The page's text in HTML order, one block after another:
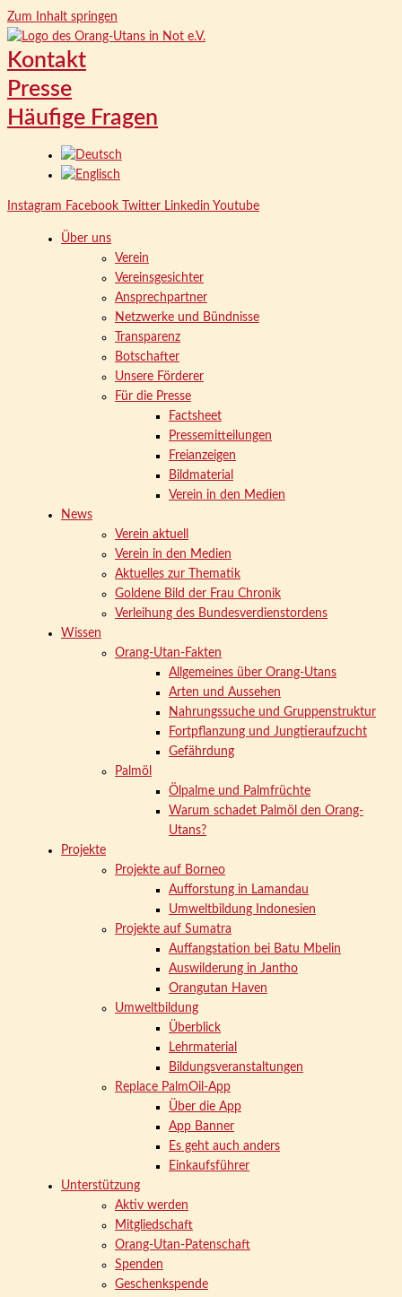
Zum Inhalt springen
Kontakt
Presse
Häufige Fragen
Instagram Facebook Twitter Linkedin Youtube
Über uns
Verein
Vereinsgesichter
Ansprechpartner
Netzwerke und Bündnisse
Transparenz
Botschafter
Unsere Förderer
Für die Presse
Factsheet
Pressemitteilungen
Freianzeigen
Bildmaterial
Verein in den Medien
News
Verein aktuell
Verein in den Medien
Aktuelles zur Thematik
Goldene Bild der Frau Chronik
Verleihung des Bundesverdienstordens
Wissen
Orang-Utan-Fakten
Allgemeines über Orang-Utans
Arten und Aussehen
Nahrungssuche und Gruppenstruktur
Fortpflanzung und Jungtieraufzucht
Gefährdung
Palmöl
Ölpalme und Palmfrüchte
Warum schadet Palmöl den Orang-
Utans?
Projekte
Projekte auf Borneo
Aufforstung in Lamandau
Umweltbildung Indonesien
Projekte auf Sumatra
Auffangstation bei Batu Mbelin
Auswilderung in Jantho
Orangutan Haven
Umweltbildung
Überblick
Lehrmaterial
Bildungsveranstaltungen
Replace PalmOil-App
Über die App
App Banner
Es geht auch anders
Einkaufsführer
Unterstützung
Aktiv werden
Mitgliedschaft
Orang-Utan-Patenschaft
Spenden
Geschenkspende